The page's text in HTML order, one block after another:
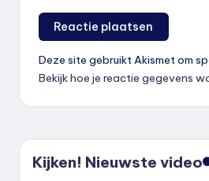
Deze site gebruikt Akismet om
Bekijk hoe je reactie gegevens
Kijken! Nieuwste video